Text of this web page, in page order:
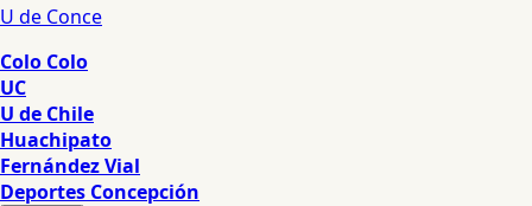
U de Conce
Colo Colo
UC
U de Chile
Huachipato
Fernández Vial
Deportes Concepción